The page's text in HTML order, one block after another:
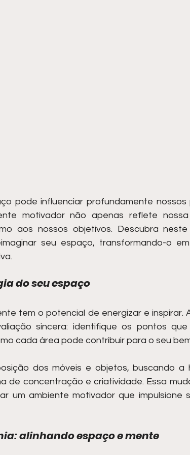
pode influenciar profundamente nossos
motivador não apenas reflete
aos nossos objetivos. Descubra
seu espaço, transformando-o
do seu espaço
tem o potencial de energizar e inspirar.
sincera: identifique os pontos
cada área pode contribuir para o seu
dos móveis e objetos, buscando a
de concentração e criatividade. Essa
um ambiente motivador que impulsione
alinhando espaço e mente